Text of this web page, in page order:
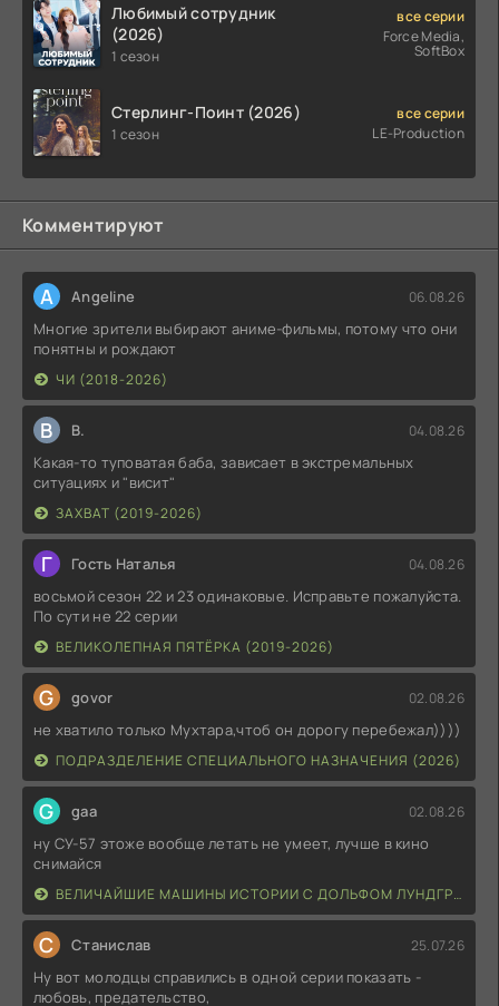
Любимый сотрудник
(2026)
1 сезон
все серии
Force Media,
SoftBox
Стерлинг-Поинт (2026)
1 сезон
все серии
LE-Production
Комментируют
A Angeline 06.08.26
Многие зрители выбирают аниме-фильмы, потому что они
понятны и рождают
ЧИ (2018-2026)
В В. 04.08.26
Какая-то туповатая баба, зависает в экстремальных
ситуациях и "висит"
ЗАХВАТ (2019-2026)
Г Гость Наталья 04.08.26
восьмой сезон 22 и 23 одинаковые. Исправьте пожалуйста.
По сути не 22 серии
ВЕЛИКОЛЕПНАЯ ПЯТЁРКА (2019-2026)
G govor 02.08.26
не хватило только Мухтара,чтоб он дорогу перебежал))))
ПОДРАЗДЕЛЕНИЕ СПЕЦИАЛЬНОГО НАЗНАЧЕНИЯ (2026)
G gaa 02.08.26
ну СУ-57 этоже вообще летать не умеет, лучше в кино
снимайся
ВЕЛИЧАЙШИЕ МАШИНЫ ИСТОРИИ С ДОЛЬФОМ ЛУНДГРЕНОМ (2026)
С Станислав 25.07.26
Ну вот молодцы справились в одной серии показать -
любовь, предательство,